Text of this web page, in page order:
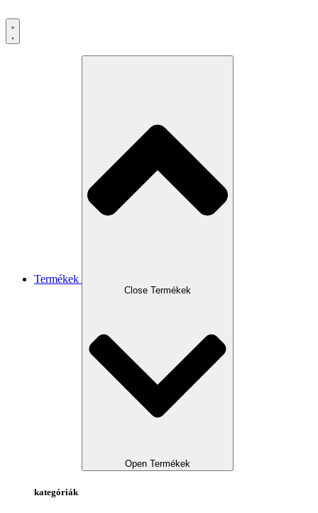
a
tartalomhoz
Termékek
Close Termékek
Open Termékek
kategóriák